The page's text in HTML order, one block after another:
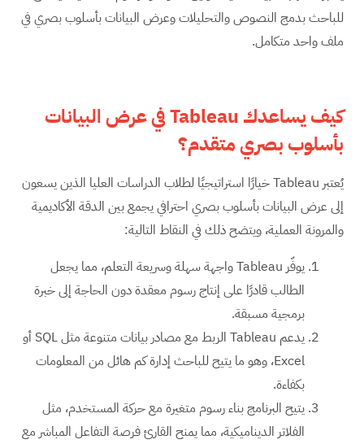
للباحث بدمج النصوص والتحليلات وعرض البيانات بأسلوب بصري في
ملف واحد متكامل.
كيف يساعدك
في عرض البيانات
بأسلوب بصري متقدم؟
يُعتبر Tableau خيارًا استراتيجيًا لطلاب الدراسات العليا الذين يسعون
إلى عرض البيانات بأسلوب بصري احترافي يجمع بين الدقة الأكاديمية
والمرونة العملية، ويتضح ذلك في النقاط التالية:
يوفّر Tableau واجهة سهلة وسريعة التعلم، مما يجعل
الطالب قادرًا على إنتاج رسوم معقدة دون الحاجة إلى خبرة
برمجية مسبقة.
يدعم Tableau الربط مع مصادر بيانات متنوعة مثل SQL أو
Excel، وهو ما يتيح للباحث إدارة كم هائل من المعلومات
بكفاءة.
يتيح البرنامج بناء رسوم متغيرة مع حركة المستخدم، مثل
الفلاتر الديناميكية، مما يمنح القارئ فرصة التفاعل المباشر مع